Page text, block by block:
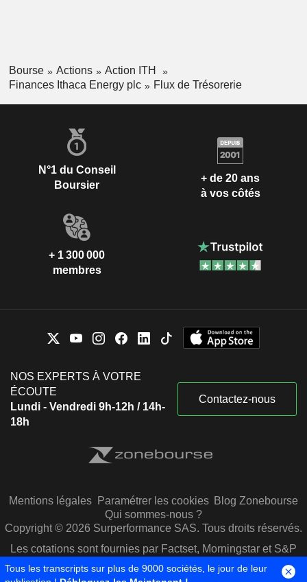
Bourse Actions
Action ITH
Finances Ithaca Energy plc
Flux de Trésorerie
N°1 du Conseil
Boursier
+ de 20 ans
à vos côtés
+ 1 300 000
membres
NOS EXPERTS À VOTRE
ÉCOUTE
Lundi - Vendredi 9h-12h / 14h-
18h
Contactez-nous
Mentions légales Paramétrer les cookies Blog Zonebourse
Qui sommes-nous ?
Copyright © 2026 Surperformance SAS. Tous droits réservés.
Les cotations sont fournies par Factset, Morningstar et S&P
Capital IQ
Tous les transcripts sur plus de 9000 sociétés, le jour de leur